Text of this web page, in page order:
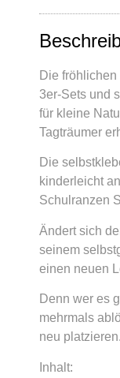
Die
3er-Sets und
für kleine
Tagträumer
Die
kinderleicht
Schulranzen
Ändert sich
seinem
einen neuen
Denn wer es
mehrmals
neu platzieren.
Inhalt: